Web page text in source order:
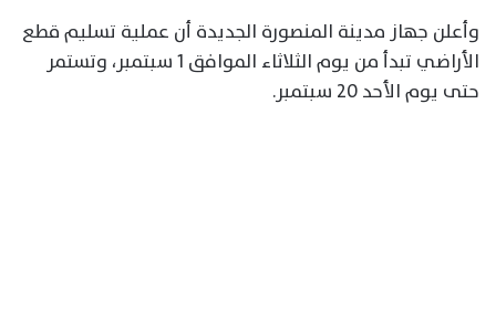
وأعلن جهاز مدينة المنصورة الجديدة أن عملية تسليم قطع
الأراضي تبدأ من يوم الثلاثاء الموافق 1 سبتمبر، وتستمر
حتى يوم الأحد 20 سبتمبر.